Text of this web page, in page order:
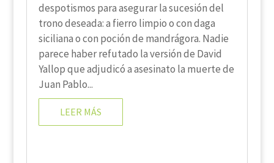
despotismos para asegurar la sucesión del
trono deseada: a fierro limpio o con daga
siciliana o con poción de mandrágora. Nadie
parece haber refutado la versión de David
Yallop que adjudicó a asesinato la muerte de
Juan Pablo...
LEER MÁS